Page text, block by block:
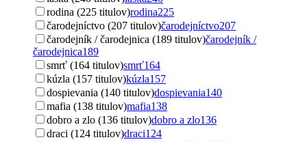
rodina (225 titulov)rodina225
čarodejníctvo (207 titulov)čarodejníctvo207
čarodejník / čarodejnica (189 titulov)čarodejník /
čarodejnica189
smrť (164 titulov)smrť164
kúzla (157 titulov)kúzla157
dospievania (140 titulov)dospievania140
mafia (138 titulov)mafia138
dobro a zlo (136 titulov)dobro a zlo136
draci (124 titulov)draci124